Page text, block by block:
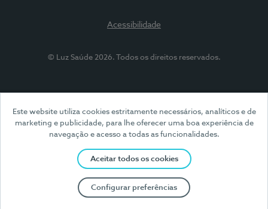
Este website utiliza cookies estritamente necessários, analíticos e de
marketing e publicidade, para lhe oferecer uma boa experiência de
navegação e acesso a todas as funcionalidades.
Aceitar todos os cookies
Configurar preferências
Acessibilidade
© Luz Saúde 2026. Todos os direitos reservados.